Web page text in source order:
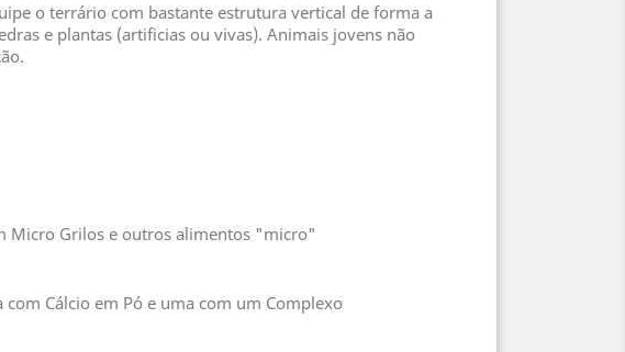
o terrário com bastante estrutura vertical de forma a
e plantas (artificias ou vivas). Animais jovens não
Micro Grilos e outros alimentos "micro"
Cálcio em Pó e uma com um Complexo